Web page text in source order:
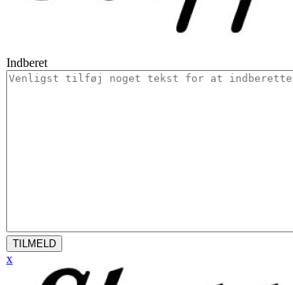
Indberet
TILMELD
x